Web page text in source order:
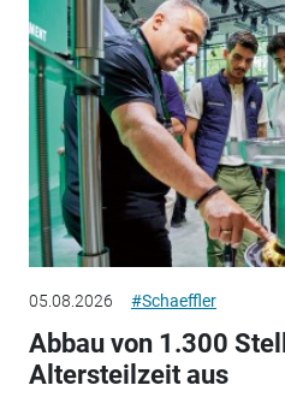
05.08.2026 #Schaeffler
Abbau von 1.300
Altersteilzeit aus